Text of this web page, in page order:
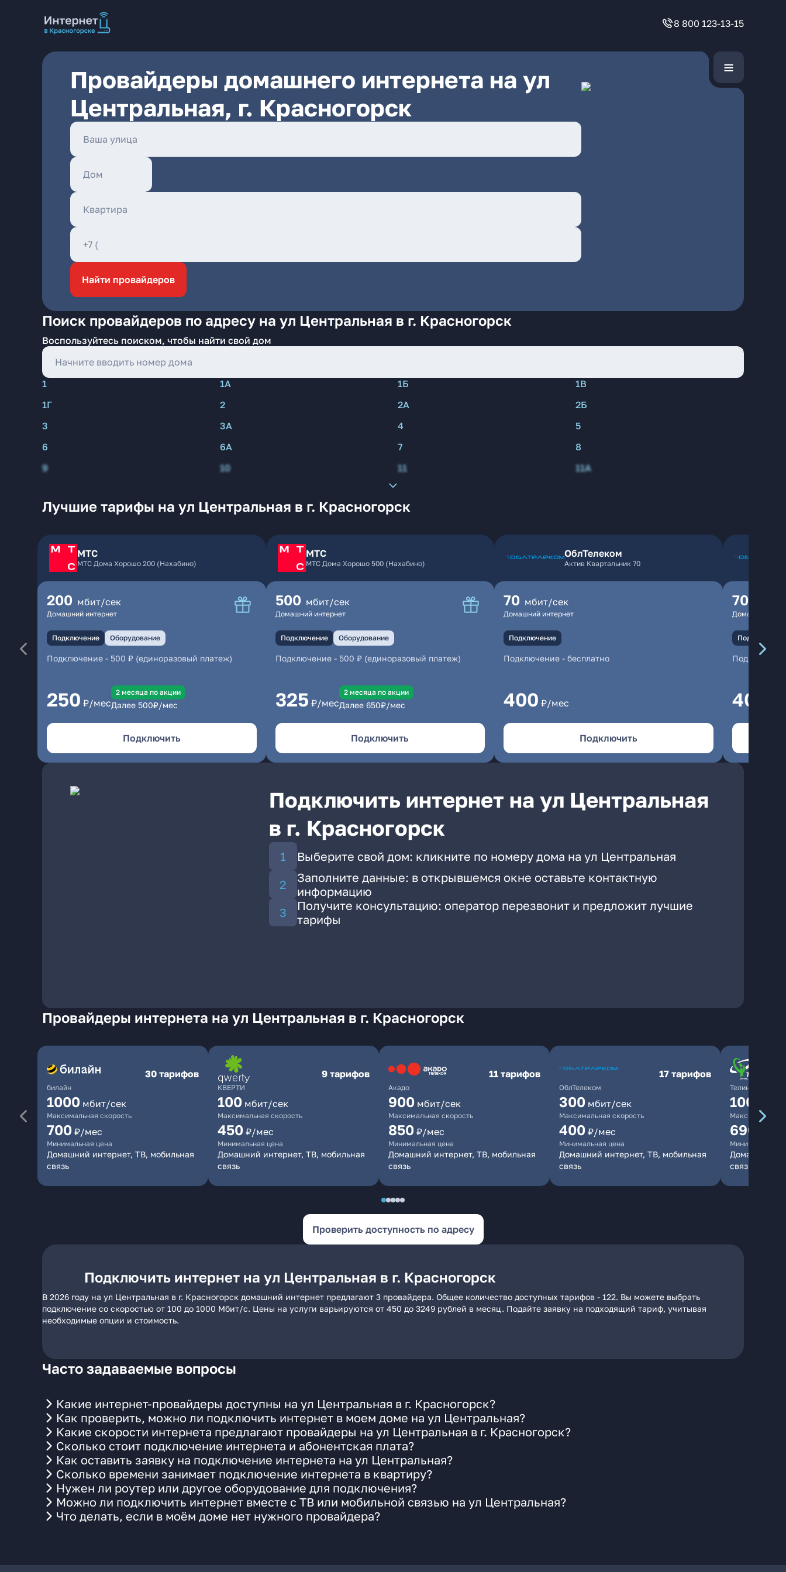
8 800 123-13-15
Провайдеры домашнего интернета на ул
Центральная, г. Красногорск
Найти провайдеров
Поиск провайдеров по адресу на ул Центральная в г. Красногорск
Воспользуйтесь поиском, чтобы найти свой дом
1 1А 1Б
1В
1Г
2 2А
2Б
3
3А 4
5
6
6А 7
8
9
10 11 11А
Лучшие тарифы на ул Центральная в г. Красногорск
МТС
МТС Дома Хорошо 200 (Нахабино)
200 мбит/сек
Домашний интернет
Подключение Оборудование
Подключение - 500 ₽ (единоразовый платеж)
250 ₽/мес
2 месяцa по акции
Далее 500₽/мес
Подключить
МТС
МТС Дома Хорошо 500 (Нахабино)
500 мбит/сек
Домашний интернет
Подключение Оборудование
Подключение- 500 ₽ (единоразовый платеж)
325 ₽/мес
2 месяцa по акции
Далее 650₽/мес
Подключить
ОблТелеком
Актив Квартальник 70
70 мбит/сек
Домашний интернет
Подключение
Подключение - бесплатно
400 ₽/мес
Подключить
70
Домашний
Подключение
400
Подключить интернет на ул Центральная
в г. Красногорск
Выберите свой дом: кликните по номеру дома на ул Центральная
Заполните данные: в открывшемся окне оставьте контактную
информацию
Получите консультацию: оператор перезвонит и предложит лучшие
тарифы
Провайдеры интернета на ул Центральная в г. Красногорск
билайн
30 тарифов
1000 мбит/сек
Максимальная скорость
700 ₽/мес
Минимальная цена
Домашний интернет, ТВ, мобильная
связь
КВЕРТИ
9 тарифов
100 мбит/сек
Максимальная скорость
450 ₽/мес
Минимальная цена
Домашний интернет, ТВ, мобильная
связь
Акадо
11 тарифов
900 мбит/сек
Максимальная скорость
850 ₽/мес
Минимальная цена
Домашний интернет, ТВ, мобильная
связь
ОблТелеком
17 тарифов
300 мбит/сек
Максимальная скорость
400 ₽/мес
Минимальная цена
Домашний интернет, ТВ, мобильная
связь
ТелинКом
1000
Максимальная
690
Минимальная
Домашний
связь
Проверить доступность по адресу
Подключить интернет на ул Центральная в г. Красногорск
В 2026 году на ул Центральная в г. Красногорск домашний интернет предлагают 3 провайдера. Общее количество доступных тарифов - 122. Вы можете выбрать
подключение со скоростью от 100 до 1000 Мбит/с. Цены на услуги варьируются от 450 до 3249 рублей в месяц. Подайте заявку на подходящий тариф, учитывая
необходимые опции и стоимость.
Часто задаваемые вопросы
Какие интернет-провайдеры доступны на ул Центральная в г. Красногорск?
Как проверить, можно ли подключить интернет в моем доме на ул Центральная?
Какие скорости интернета предлагают провайдеры на ул Центральная в г. Красногорск?
Сколько стоит подключение интернета и абонентская плата?
Как оставить заявку на подключение интернета на ул Центральная?
Сколько времени занимает подключение интернета в квартиру?
Нужен ли роутер или другое оборудование для подключения?
Можно ли подключить интернет вместе с ТВ или мобильной связью на ул Центральная?
Что делать, если в моём доме нет нужного провайдера?